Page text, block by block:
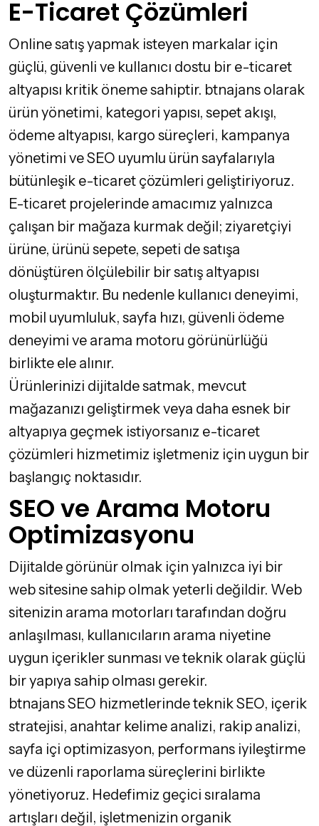
E-Ticaret Çözümleri
Online satış yapmak isteyen markalar için
güçlü, güvenli ve kullanıcı dostu bir e-ticaret
altyapısı kritik öneme sahiptir. btnajans olarak
ürün yönetimi, kategori yapısı, sepet akışı,
ödeme altyapısı, kargo süreçleri, kampanya
yönetimi ve SEO uyumlu ürün sayfalarıyla
bütünleşik e-ticaret çözümleri geliştiriyoruz.
E-ticaret projelerinde amacımız yalnızca
çalışan bir mağaza kurmak değil; ziyaretçiyi
ürüne, ürünü sepete, sepeti de satışa
dönüştüren ölçülebilir bir satış altyapısı
oluşturmaktır. Bu nedenle kullanıcı deneyimi,
mobil uyumluluk, sayfa hızı, güvenli ödeme
deneyimi ve arama motoru görünürlüğü
birlikte ele alınır.
Ürünlerinizi dijitalde satmak, mevcut
mağazanızı geliştirmek veya daha esnek bir
altyapıya geçmek istiyorsanız e-ticaret
çözümleri hizmetimiz işletmeniz için uygun bir
başlangıç noktasıdır.
SEO ve Arama Motoru
Optimizasyonu
Dijitalde görünür olmak için yalnızca iyi bir
web sitesine sahip olmak yeterli değildir. Web
sitenizin arama motorları tarafından doğru
anlaşılması, kullanıcıların arama niyetine
uygun içerikler sunması ve teknik olarak güçlü
bir yapıya sahip olması gerekir.
btnajans SEO hizmetlerinde teknik SEO, içerik
stratejisi, anahtar kelime analizi, rakip analizi,
sayfa içi optimizasyon, performans iyileştirme
ve düzenli raporlama süreçlerini birlikte
yönetiyoruz. Hedefimiz geçici sıralama
artışları değil, işletmenizin organik